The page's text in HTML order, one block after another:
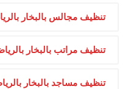
تنظيف مجالس بالبخار
تنظيف مراتب بالبخار
تنظيف مساجد بالبخار